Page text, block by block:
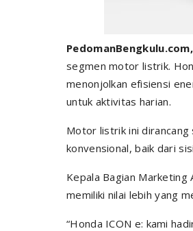
segmen motor listrik.
menonjolkan efisiensi
untuk aktivitas harian.
Motor listrik ini
konvensional, baik dari
Kepala Bagian Marketing
memiliki nilai lebih yang
“Honda ICON e: kami